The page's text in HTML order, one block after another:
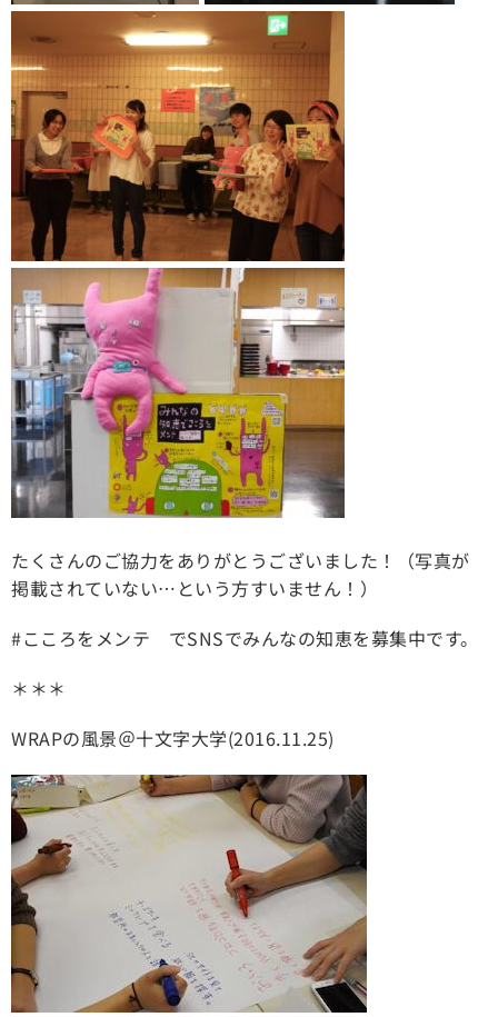
たくさんのご協力をありがとうございました！（写真が
掲載されていない…という方すいません！）
#こころをメンテ でSNSでみんなの知恵を募集中です。
＊＊＊
WRAPの風景＠十文字大学(2016.11.25)